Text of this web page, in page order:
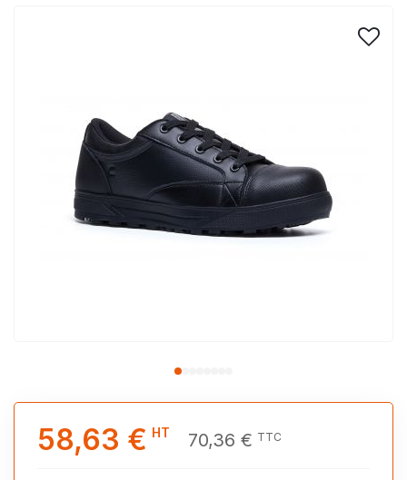
58,63 € HT 70,36 € TTC